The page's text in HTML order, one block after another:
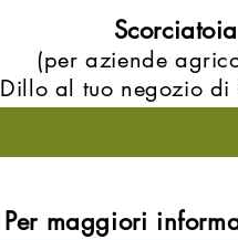
(per aziende
Dillo al tuo negozio di
Per maggiori